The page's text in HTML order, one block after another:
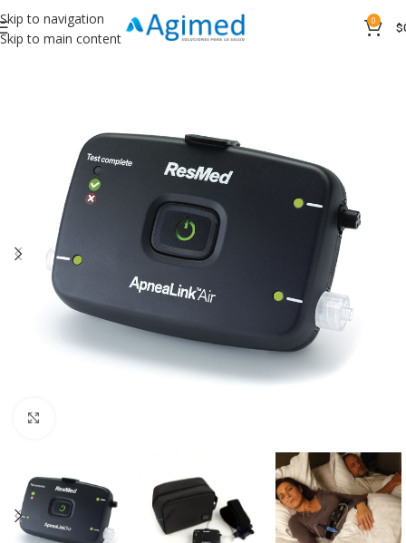
Skip to navigation
Skip to main content
0 $